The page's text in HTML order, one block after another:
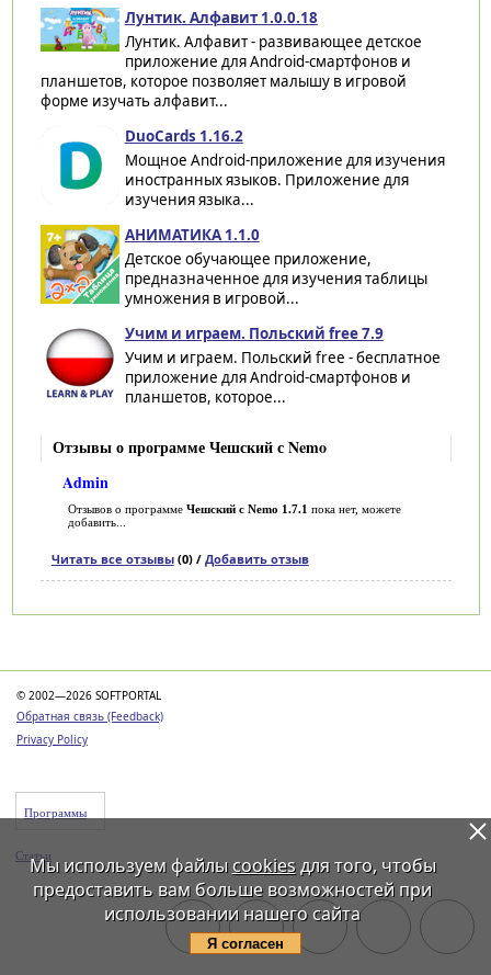
Лунтик. Алфавит 1.0.0.18
Лунтик. Алфавит - развивающее детское
приложение для Android-смартфонов и
планшетов, которое позволяет малышу в игровой
форме изучать алфавит...
DuoCards 1.16.2
Мощное Android-приложение для изучения
иностранных языков. Приложение для
изучения языка...
АНИМАТИКА 1.1.0
Детское обучающее приложение,
предназначенное для изучения таблицы
умножения в игровой...
Учим и играем. Польский free 7.9
Учим и играем. Польский free - бесплатное
приложение для Android-смартфонов и
планшетов, которое...
Отзывы о программе Чешский с Nemo
Admin
Отзывов о программе Чешский с Nemo 1.7.1 пока нет, можете
добавить...
Читать все отзывы(0) / Добавить отзыв
© 2002—2026 SOFTPORTAL
Обратная связь (Feedback)
Privacy Policy
Программы
Статьи
Мы используем файлы cookiesдля того, чтобы
предоставить вам больше возможностей при
использовании нашего сайта